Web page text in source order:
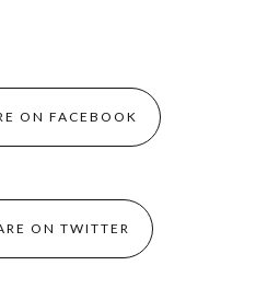
ON FACEBOOK
ON TWITTER